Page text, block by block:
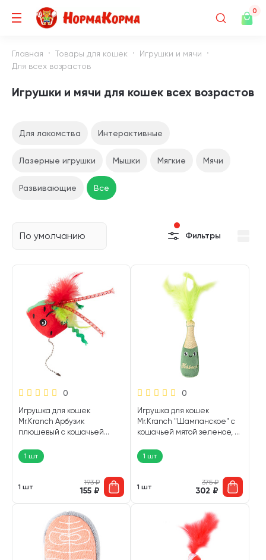
0
Главная Товары для кошек
Игрушки и мячи
Для всех возрастов
Игрушки и мячи для кошек всех возрастов
Для лакомства Интерактивные
Лазерные игрушки Мышки Мягкие Мячи
Развивающие Все
По умолчанию Фильтры
0
Игрушка для кошек
Mr.Kranch Арбузик
плюшевый с кошачьей
красный 16 см (1 шт)
1 шт
1 шт
193₽
155 ₽
0
Игрушка для кошек
Mr.Kranch "Шампанское" с
кошачьей мятой зеленое, 8
1 шт
1 шт
375₽
302 ₽